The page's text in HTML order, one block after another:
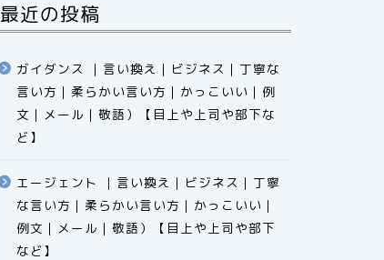
最近の投稿
ガイダンス ｜言い換え｜ビジネス｜丁寧な
言い方｜柔らかい言い方｜かっこいい｜例
文｜メール｜敬語）【目上や上司や部下な
ど】​​​​​​​​​​​​​​​​
エージェント ｜言い換え｜ビジネス｜丁寧
な言い方｜柔らかい言い方｜かっこいい｜
例文｜メール｜敬語）【目上や上司や部下
など】​​​​​​​​​​​​​​​​